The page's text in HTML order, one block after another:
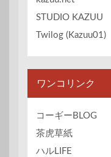
STUDIO KAZUU
Twilog (Kazuu01)
ワンコリンク
コーギーBLOG
茶虎草紙
ハルLIFE